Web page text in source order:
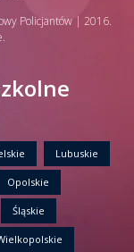
Policjantów | 2016.
Lubuskie
Opolskie
Śląskie